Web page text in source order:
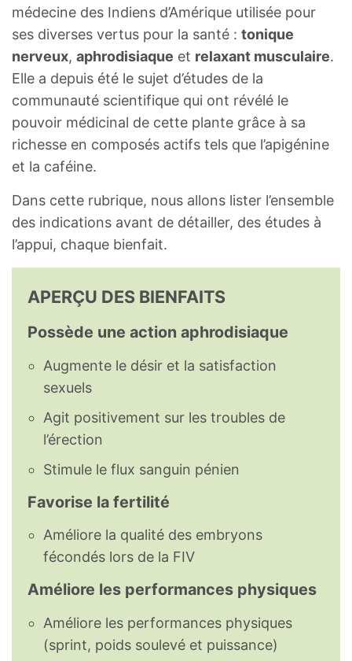
médecine des Indiens d’Amérique utilisée pour
ses diverses vertus pour la santé : tonique
nerveux, aphrodisiaque et relaxant musculaire.
Elle a depuis été le sujet d’études de la
communauté scientifique qui ont révélé le
pouvoir médicinal de cette plante grâce à sa
richesse en composés actifs tels que l’apigénine
et la caféine.
Dans cette rubrique, nous allons lister l’ensemble
des indications avant de détailler, des études à
l’appui, chaque bienfait.
APERÇU DES BIENFAITS
Possède une action aphrodisiaque
Augmente le désir et la satisfaction
sexuels
Agit positivement sur les troubles de
l’érection
Stimule le flux sanguin pénien
Favorise la fertilité
Améliore la qualité des embryons
fécondés lors de la FIV
Améliore les performances physiques
Améliore les performances physiques
(sprint, poids soulevé et puissance)